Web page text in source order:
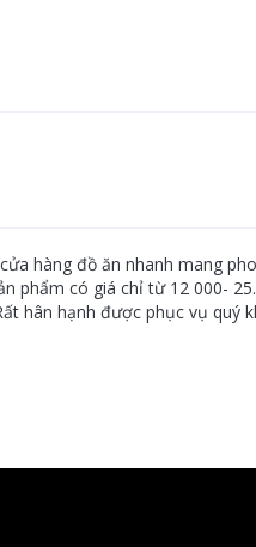
hàng đồ ăn nhanh mang
có giá chỉ từ 12 000-
hân hạnh được phục vụ quý